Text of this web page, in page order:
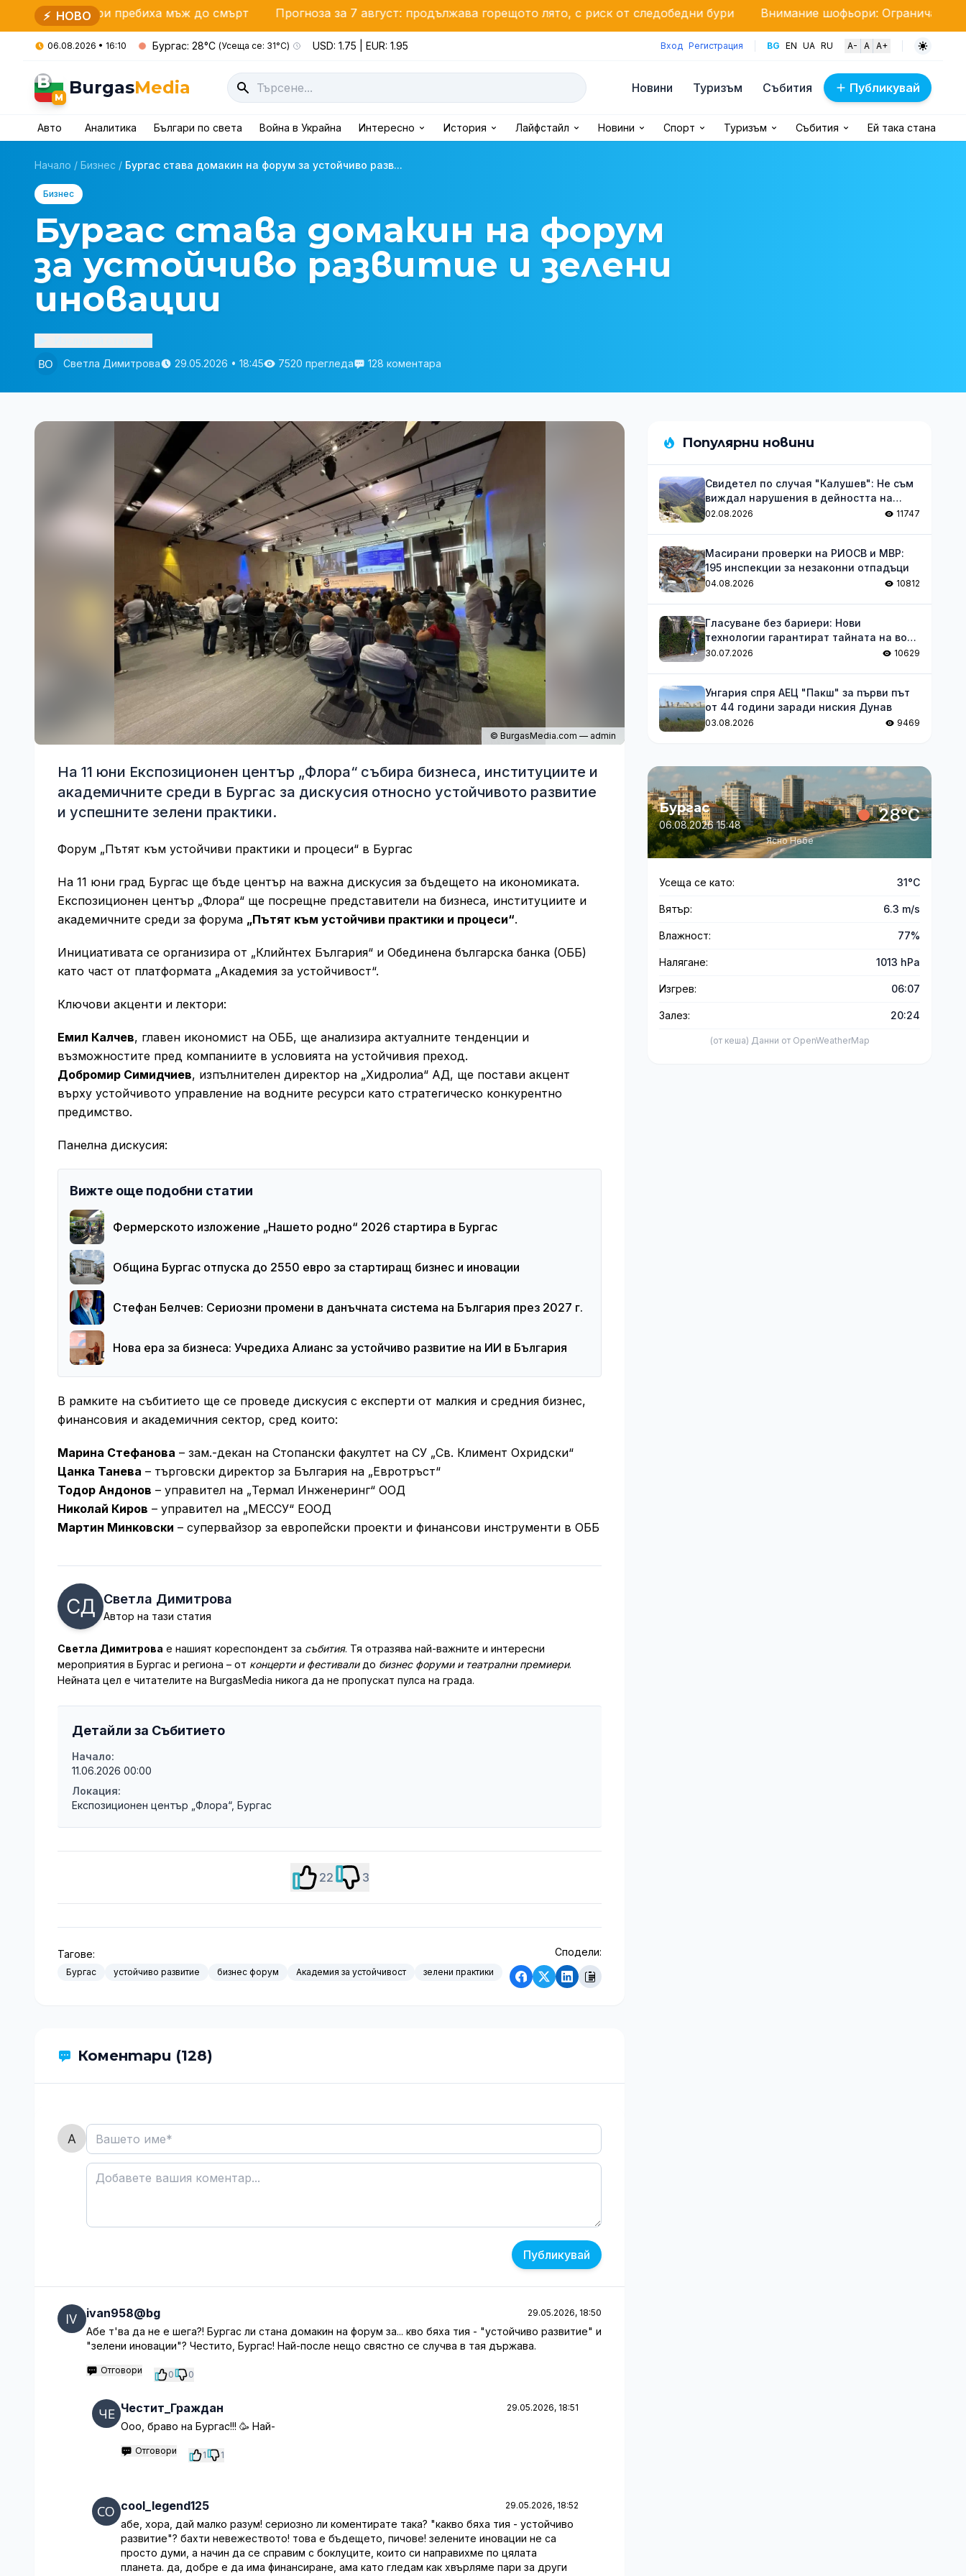
⚡ НОВО
пребиха мъж до смърт Прогноза за 7 август: продължава горещото лято, с риск от следобедни бури Внимание шофьори: Ограничават движението на
06.08.2026 • 16:10 Бургас: 28°C (Усеща се: 31°C) USD: 1.75 | EUR: 1.95 Вход Регистрация BG EN UA RU A- A A+
B
M BurgasMedia Новини Туризъм Събития Публикувай
Авто Аналитика Българи по света Война в Украйна Интересно История Лайфстайл Новини Спорт Туризъм Събития Ей така стана
Начало / Бизнес / Бургас става домакин на форум за устойчиво разв...
Бизнес
Бургас става домакин на форум
за устойчиво развитие и зелени
иновации
Светла Димитрова
29.05.2026 • 18:45 7520 прегледа 128 коментара
© BurgasMedia.com — admin
На 11 юни Експозиционен център „Флора“ събира бизнеса, институциите и
академичните среди в Бургас за дискусия относно устойчивото развитие
и успешните зелени практики.
Форум „Пътят към устойчиви практики и процеси“ в Бургас
На 11 юни град Бургас ще бъде център на важна дискусия за бъдещето на икономиката.
Експозиционен център „Флора“ ще посрещне представители на бизнеса, институциите и
академичните среди за форума „Пътят към устойчиви практики и процеси“.
Инициативата се организира от „Клийнтех България“ и Обединена българска банка (ОББ)
като част от платформата „Академия за устойчивост“.
Ключови акценти и лектори:
Емил Калчев, главен икономист на ОББ, ще анализира актуалните тенденции и
възможностите пред компаниите в условията на устойчивия преход.
Добромир Симидчиев, изпълнителен директор на „Хидролиа“ АД, ще постави акцент
върху устойчивото управление на водните ресурси като стратегическо конкурентно
предимство.
Панелна дискусия:
Вижте още подобни статии
Фермерското изложение „Нашето родно“ 2026 стартира в Бургас
Община Бургас отпуска до 2550 евро за стартиращ бизнес и иновации
Стефан Белчев: Сериозни промени в данъчната система на България през 2027 г.
Нова ера за бизнеса: Учредиха Алианс за устойчиво развитие на ИИ в България
В рамките на събитието ще се проведе дискусия с експерти от малкия и средния бизнес,
финансовия и академичния сектор, сред които:
Марина Стефанова – зам.-декан на Стопански факултет на СУ „Св. Климент Охридски“
Цанка Танева – търговски директор за България на „Евротръст“
Тодор Андонов – управител на „Термал Инженеринг“ ООД
Николай Киров – управител на „МЕССУ“ ЕООД
Мартин Минковски – супервайзор за европейски проекти и финансови инструменти в ОББ
Светла Димитрова
Автор на тази статия
Светла Димитрова е нашият кореспондент за събития. Тя отразява най-важните и интересни
мероприятия в Бургас и региона – от концерти и фестивалидо бизнес форуми и театрални премиери.
Нейната цел е читателите на BurgasMedia никога да не пропускат пулса на града.
Детайли за Събитието
Начало:
11.06.2026 00:00
Локация:
Експозиционен център „Флора“, Бургас
22 3
Тагове:
Бургас устойчиво развитие бизнес форум Академия за устойчивост зелени практики
Сподели:
Коментари (128)
Публикувай
ivan958@bg 29.05.2026, 18:50
Абе т'ва да не е шега?! Бургас ли стана домакин на форум за... кво бяха тия - "устойчиво развитие" и
"зелени иновации"? Честито, Бургас! Най-после нещо свястно се случва в тая държава.
Отговори 0 0
Честит_Граждан 29.05.2026, 18:51
Ооо, браво на Бургас!!! 🥳 Най-
Отговори 1 1
cool_legend125 29.05.2026, 18:52
абе, хора, дай малко разум! сериозно ли коментирате така? "какво бяха тия - устойчиво
развитие"? бахти невежеството! това е бъдещето, пичове! зелените иновации не са
просто думи, а начин да се справим с боклуците, които си направихме по цялата
планета. да, добре е да има финансиране, ама като гледам как хвърляме пари за други
Популярни новини
Свидетел по случая "Калушев": Не съм
виждал нарушения в дейността на
групата
02.08.2026 11747
Масирани проверки на РИОСВ и МВР:
195 инспекции за незаконни отпадъци
04.08.2026 10812
Гласуване без бариери: Нови
технологии гарантират тайната на вота
за незрящите
30.07.2026 10629
Унгария спря АЕЦ "Пакш" за първи път
от 44 години заради ниския Дунав
03.08.2026 9469
Бургас
06.08.2026 15:48 28°C
Ясно Небе
Усеща се като: 31°C
Вятър: 6.3 m/s
Влажност: 77%
Налягане: 1013 hPa
Изгрев: 06:07
Залез: 20:24
(от кеша) Данни от OpenWeatherMap